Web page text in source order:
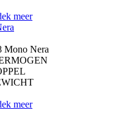
meer
Mono Nera
meer